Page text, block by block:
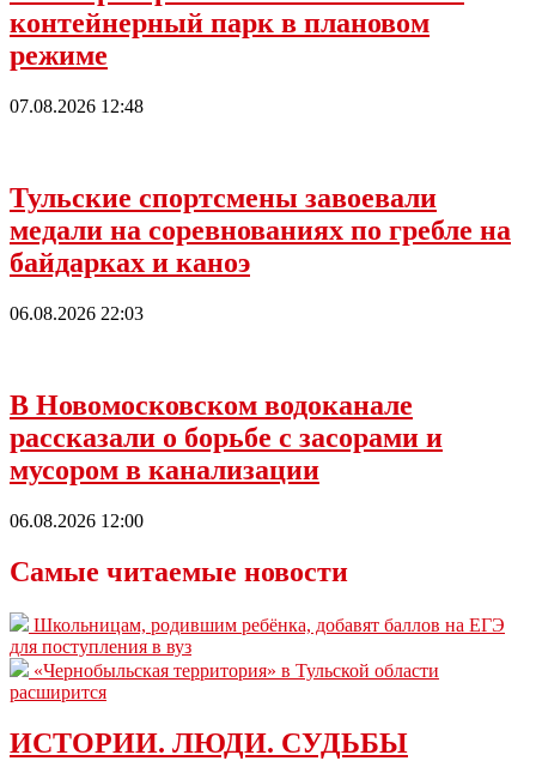
контейнерный парк в плановом
режиме
07.08.2026 12:48
Тульские спортсмены завоевали
медали на соревнованиях по гребле на
байдарках и каноэ
06.08.2026 22:03
В Новомосковском водоканале
рассказали о борьбе с засорами и
мусором в канализации
06.08.2026 12:00
Самые читаемые новости
Школьницам, родившим ребёнка, добавят баллов на ЕГЭ
для поступления в вуз
«Чернобыльская территория» в Тульской области
расширится
ИСТОРИИ. ЛЮДИ. СУДЬБЫ